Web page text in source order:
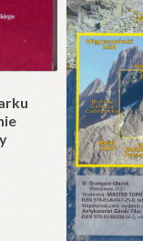
Krzyże
ludowej i
231.00zł
Dodaj do